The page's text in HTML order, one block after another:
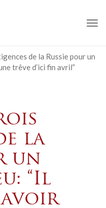
de la Russie pour un
trêve d’ici fin avril”
la
un
“Il